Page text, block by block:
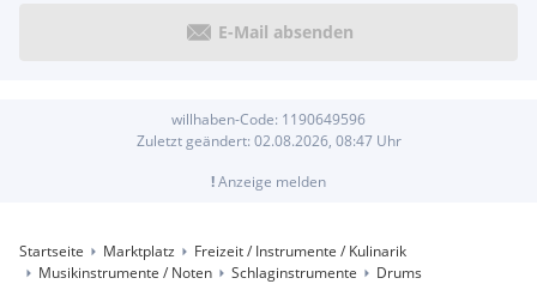
E-Mail absenden
willhaben-Code: 1190649596
Zuletzt geändert: 02.08.2026, 08:47Uhr
!Anzeige melden
Startseite Marktplatz
Freizeit / Instrumente / Kulinarik
Musikinstrumente / Noten
Schlaginstrumente Drums